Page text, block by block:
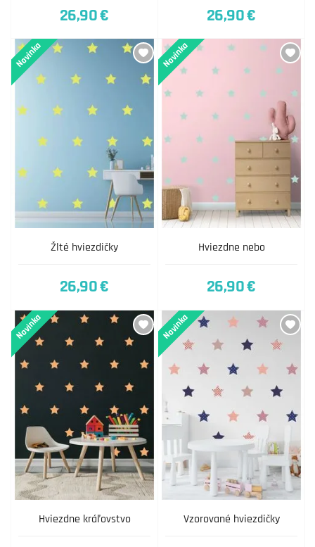
26,90 € 26,90 €
Žlté hviezdičky
Novinka
26,90 €
Hviezdne nebo
Novinka
26,90 €
Hviezdne kráľovstvo
Novinka
Vzorované hviezdičky
Novinka